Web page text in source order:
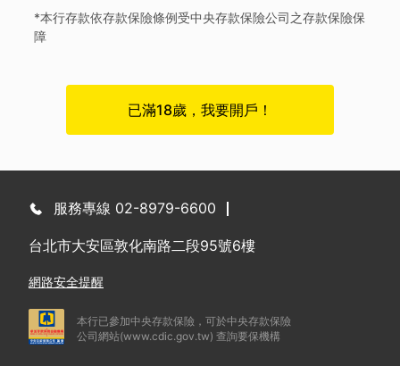
*本行存款依存款保險條例受中央存款保險公司之存款保險保
障
已滿18歲，我要開戶！
服務專線 02-8979-6600
台北市大安區敦化南路二段95號6樓
網路安全提醒
本行已參加中央存款保險，可於中央存款保險
公司網站(www.cdic.gov.tw) 查詢要保機構